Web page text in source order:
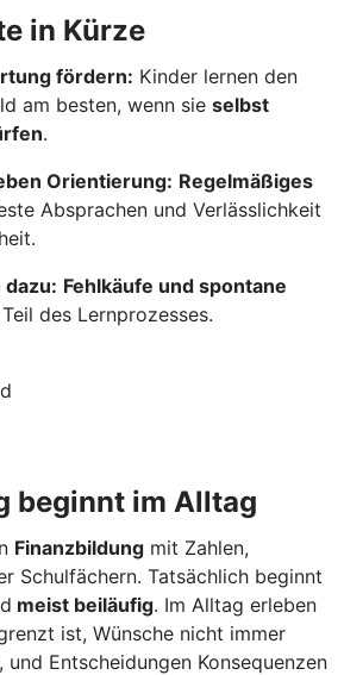
in Kürze
fördern: Kinder lernen den
am besten, wenn sie selbst
.
Orientierung: Regelmäßiges
Absprachen und Verlässlichkeit
dazu: Fehlkäufe und spontane
des Lernprozesses.
beginnt im Alltag
Finanzbildung mit Zahlen,
Schulfächern. Tatsächlich beginnt
meist beiläufig. Im Alltag erleben
ist, Wünsche nicht immer
Entscheidungen Konsequenzen